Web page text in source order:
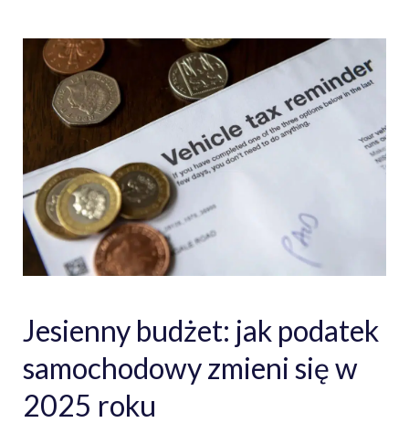
Jesienny budżet: jak podatek
samochodowy zmieni się w
2025 roku